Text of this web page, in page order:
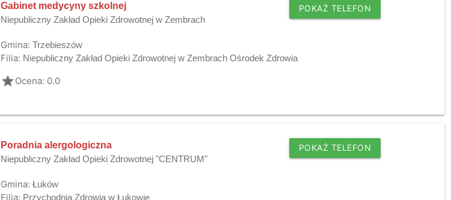
Gabinet medycyny szkolnej
Niepubliczny Zakład Opieki Zdrowotnej w Zembrach
POKAŻ TELEFON
Gmina: Trzebieszów
Filia: Niepubliczny Zakład Opieki Zdrowotnej w Zembrach Ośrodek Zdrowia
gradeOcena: 0.0
Poradnia alergologiczna
Niepubliczny Zakład Opieki Zdrowotnej "CENTRUM"
POKAŻ TELEFON
Gmina: Łuków
Filia: Przychodnia Zdrowia w Łukowie